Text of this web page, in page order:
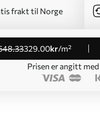
frakt til Norge
.33329.00kr/m²
Prisen er angitt med